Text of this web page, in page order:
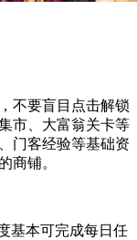
不要盲目点击解锁
市、大富翁关卡等
门客经验等基础资
商铺。
本可完成每日任